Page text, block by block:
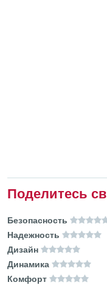
Поделитесь
Безопасность
Надежность
Дизайн
Динамика
Комфорт